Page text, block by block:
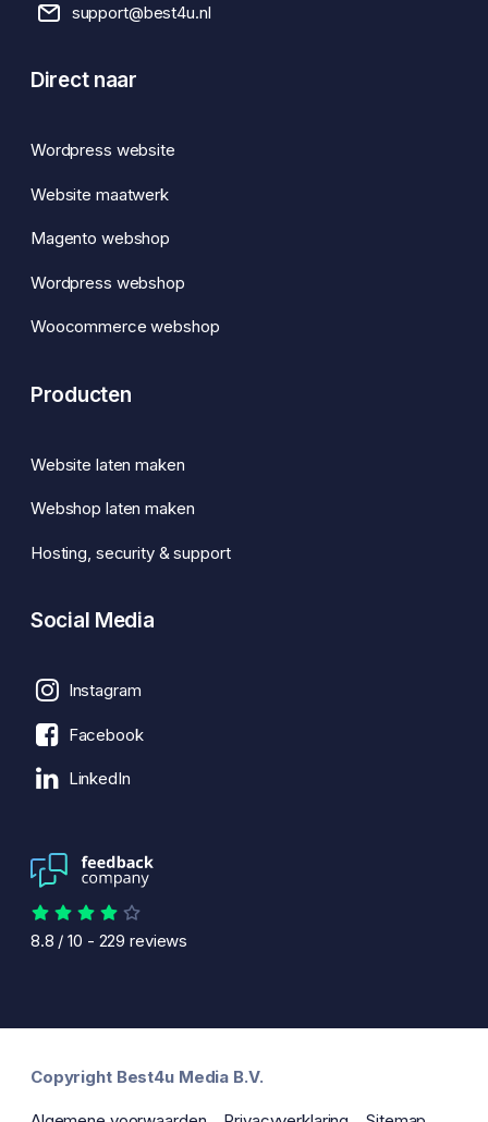
support@best4u.nl
Direct naar
Wordpress website
Website maatwerk
Magento webshop
Wordpress webshop
Woocommerce webshop
Producten
Website laten maken
Webshop laten maken
Hosting, security & support
Social Media
Instagram
Facebook
LinkedIn
8.8 /10 - 229 reviews
Copyright Best4u Media B.V.